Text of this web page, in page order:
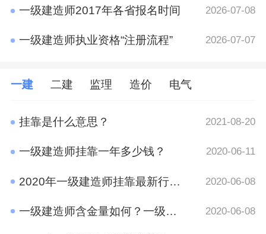
一级建造师2017年各省报名时间 2026-07-08
一级建造师执业资格“注册流程” 2026-07-07
一建 二建 监理 造价 电气
挂靠是什么意思？ 2021-08-20
一级建造师挂靠一年多少钱？ 2020-06-11
2020年一级建造师挂靠最新行情 竟然是这样 2020-06-08
一级建造师含金量如何？一级建造师挂靠前景 2020-06-08